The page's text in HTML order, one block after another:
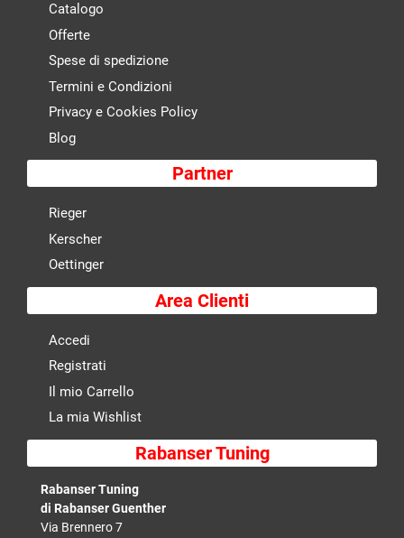
Catalogo
Offerte
Spese di spedizione
Termini e Condizioni
Privacy e Cookies Policy
Blog
Partner
Rieger
Kerscher
Oettinger
Area Clienti
Accedi
Registrati
Il mio Carrello
La mia Wishlist
Rabanser Tuning
Rabanser Tuning
di Rabanser Guenther
Via Brennero 7